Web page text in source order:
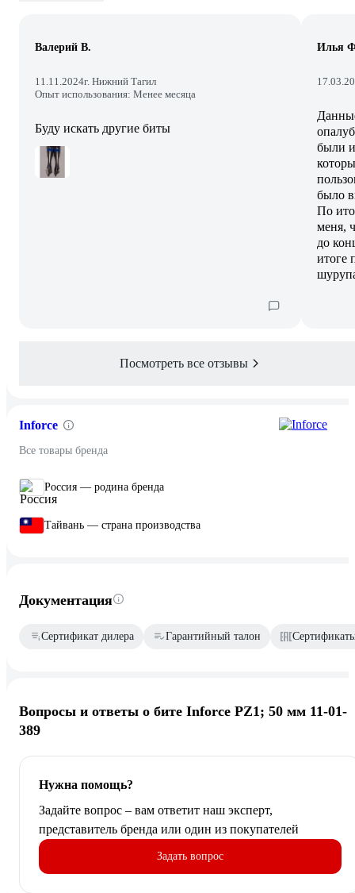
Валерий В.
11.11.2024г. Нижний Тагил
Опыт использования: Менее месяца
Буду искать другие биты
Илья
были
было
По
меня,
до
итоге
Посмотреть все отзывы
Inforce
Все товары бренда
Россия — родина бренда
Тайвань — страна производства
Документация
Сертификат дилера Гарантийный талон
Вопросы и ответы о бите Inforce PZ1; 50 мм 11-01-
389
Нужна помощь?
Задайте вопрос – вам ответит наш эксперт,
представитель бренда или один из покупателей
Задать вопрос